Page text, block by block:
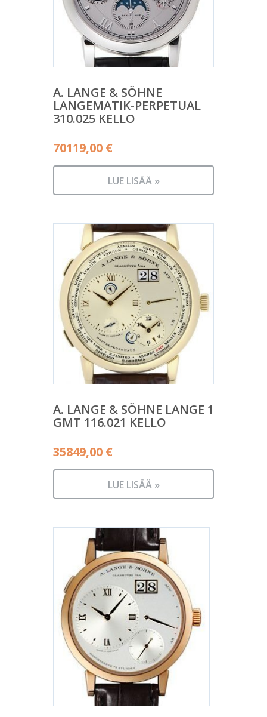
A. LANGE & SÖHNE
LANGEMATIK-PERPETUAL
310.025 KELLO
70119,00 €
LUE LISÄÄ »
A. LANGE & SÖHNE LANGE 1
GMT 116.021 KELLO
35849,00 €
LUE LISÄÄ »